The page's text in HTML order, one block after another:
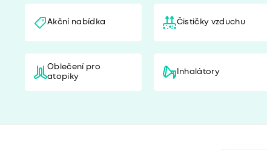
Akční nabídka Čističky vzduchu
Oblečení pro
atopiky
Inhalátory